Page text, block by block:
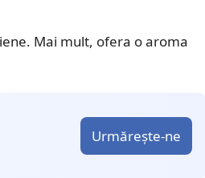
Mai mult, ofera o aroma
Urmărește-ne